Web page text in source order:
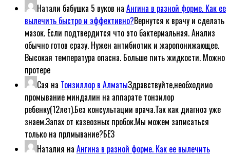
Натали бабушка 5 вуков на Ангина в разной форме. Как ее
вылечить быстро и эффективно?Вернутся к врачу и сделать
мазок. Если подтвердится что это бактериальная. Анализ
обычно готов сразу. Нужен антибиотик и жаропонижающее.
Высокая температура опасна. Больше пить жидкости. Можно
протере
Сая на Тонзиллор в АлматыЗдравствуйте,необходимо
промывание миндалин на аппарате тонзилор
ребенку(12лет).Без консультации врача.Так как диагноз уже
знаем.Запах от казеозных пробок.Мы можем записаться
только на прлмывание?БЕЗ
Наталия на Ангина в разной форме. Как ее вылечить